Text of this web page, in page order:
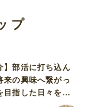
プ
】部活に打ち込ん
来の興味へ繋がっ
目指した日々を振